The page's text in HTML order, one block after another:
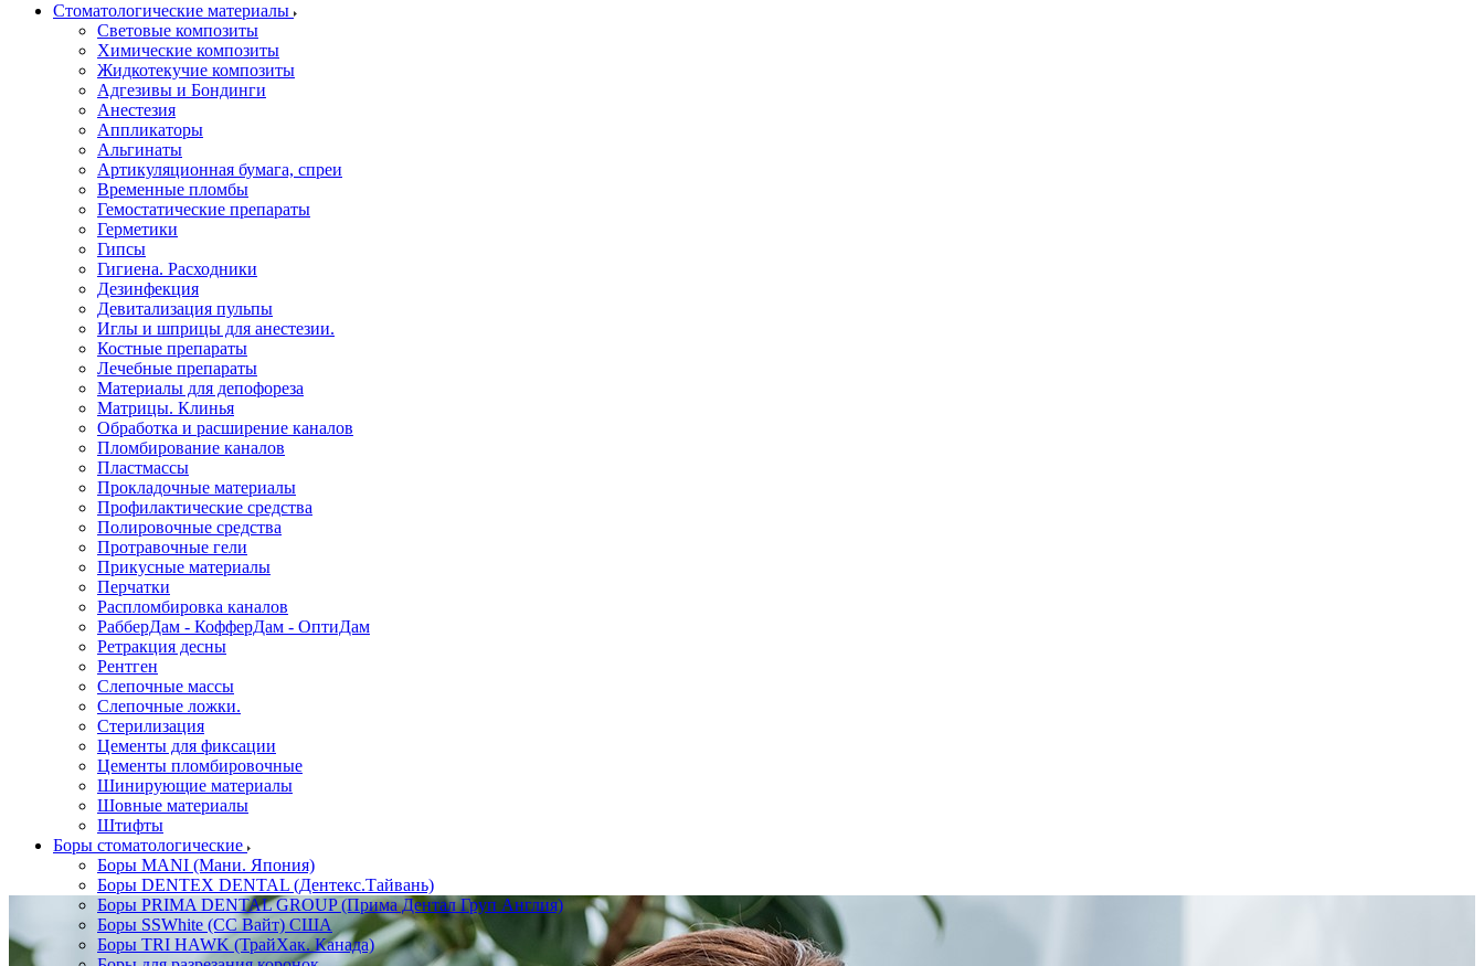
Стоматологические материалы
Световые композиты
Химические композиты
Жидкотекучие композиты
Адгезивы и Бондинги
Анестезия
Аппликаторы
Альгинаты
Артикуляционная бумага, спреи
Временные пломбы
Гемостатические препараты
Герметики
Гипсы
Гигиена. Расходники
Дезинфекция
Девитализация пульпы
Иглы и шприцы для анестезии.
Костные препараты
Лечебные препараты
Материалы для депофореза
Матрицы. Клинья
Обработка и расширение каналов
Пломбирование каналов
Пластмассы
Прокладочные материалы
Профилактические средства
Полировочные средства
Протравочные гели
Прикусные материалы
Перчатки
Распломбировка каналов
РабберДам - КофферДам - ОптиДам
Ретракция десны
Рентген
Слепочные массы
Слепочные ложки.
Стерилизация
Цементы для фиксации
Цементы пломбировочные
Шинирующие материалы
Шовные материалы
Штифты
Боры стоматологические
Боры MANI (Мани. Япония)
Боры DENTEX DENTAL (Дентекс.Тайвань)
Боры PRIMA DENTAL GROUP (Прима Дентал Груп Англия)
Боры SSWhite (СС Вайт) США
Боры TRI HAWK (ТрайХак. Канада)